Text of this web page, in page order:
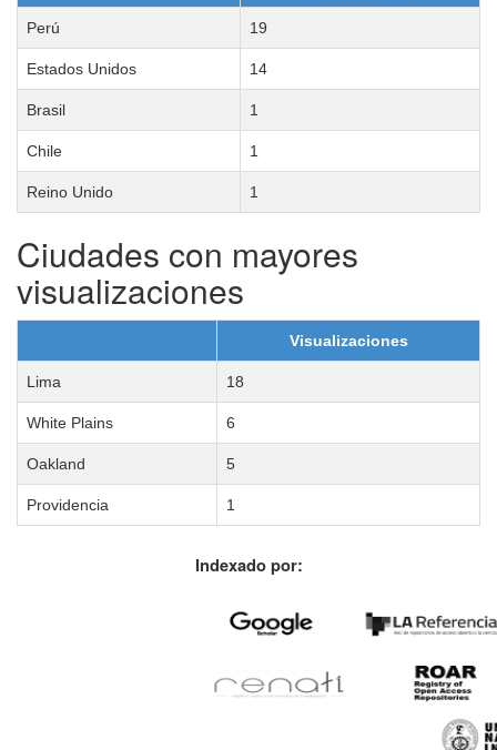
Perú 19
Estados Unidos 14
Brasil 1
Chile 1
Reino Unido 1
Ciudades con mayores
visualizaciones
Visualizaciones
Lima 18
White Plains 6
Oakland 5
Providencia 1
Indexado por: